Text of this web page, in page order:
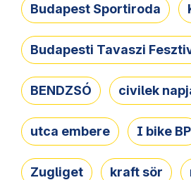
Budapest Sportiroda
Budapesti Tavaszi
BENDZSÓ civilek
utca embere I bike BP
Zugliget kraft sör